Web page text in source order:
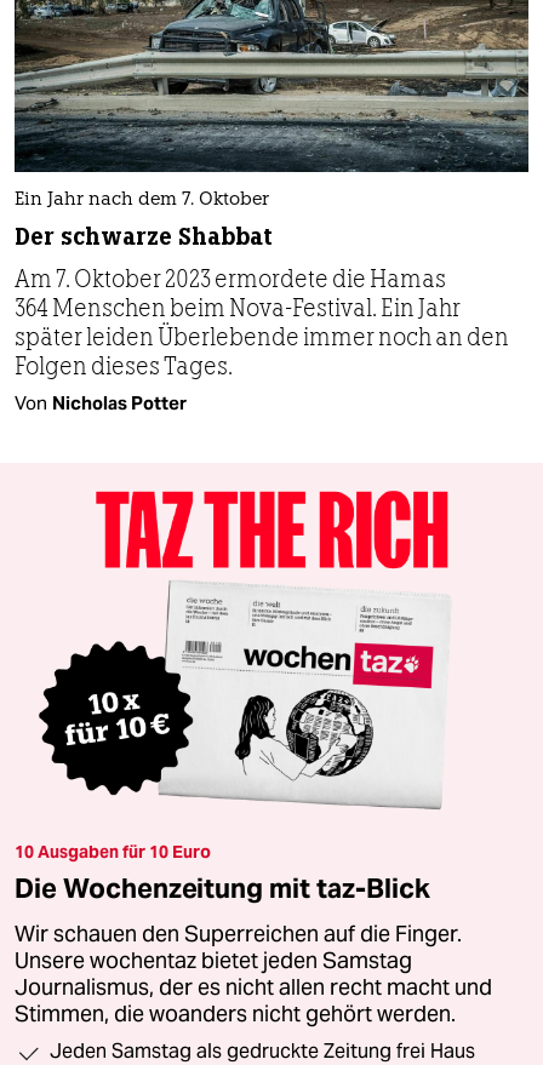
Ein Jahr nach dem 7. Oktober
Der schwarze Shabbat
Am 7. Oktober 2023 ermordete die Hamas
364 Menschen beim Nova-Festival. Ein Jahr
später leiden Überlebende immer noch an den
Folgen dieses Tages.
Von Nicholas Potter
10 Ausgaben für 10 Euro
Die Wochenzeitung mit taz-Blick
Wir schauen den Superreichen auf die Finger.
Unsere wochentaz bietet jeden Samstag
Journalismus, der es nicht allen recht macht und
Stimmen, die woanders nicht gehört werden.
Jeden Samstag als gedruckte Zeitung frei Haus